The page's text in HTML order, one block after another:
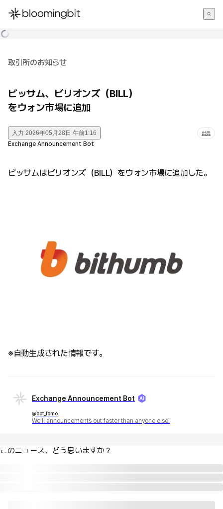
한국어
取引所のお知らせ
ビッサム、ビリオンズ（BILL）
をウォン市場に追加
入力 2026年05月28日 午前1:16 出典
Exchange Announcement Bot
ビッサムはビリオンズ（BILL）をウォン市場に追加した。
※自動生成された情報です。
Exchange Announcement Bot
@bot_fomo
We'll announcements out faster than anyone else!
このニュース、どう思いますか？